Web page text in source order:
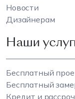
Новости
Дизайнерам
Наши
Бесплатный
Бесплатный
Кредит и